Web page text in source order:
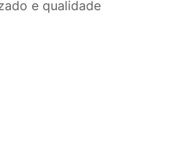
e qualidade